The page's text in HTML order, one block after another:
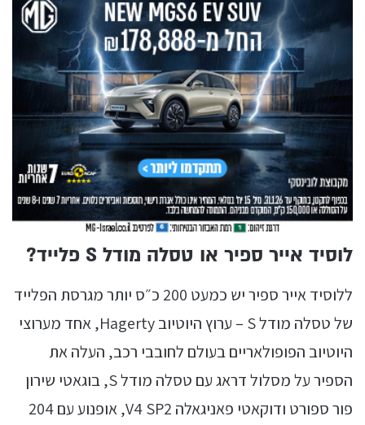
לוסיד אייר ספיר או טסלה מודל S פלייד?
ללוסיד אייר ספיר יש כמעט 200 כ״ס יותר מגרסת הפלייד
של טסלה מודל S – ערוץ היוטיוב Hagerty, אחד מערוצי
היוטיוב הפופולאריים בעולם לחובבי רכב, העלה את
הספיר על מסלול דראג עם טסלה מודל S, בוגאטי שירון
פור ספורט ודוקאטי פאניגאלה V4 SP2, אופנוע עם 204